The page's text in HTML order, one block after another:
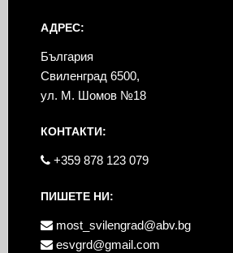
АДРЕС:
България
Свиленград 6500,
ул. М. Шомов №18
КОНТАКТИ:
+359 878 123 079
ПИШЕТЕ НИ:
most_svilengrad@abv.bg
esvgrd@gmail.com